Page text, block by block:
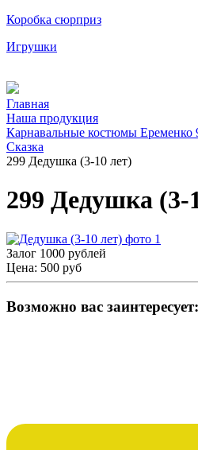
Коробка сюрприз
Игрушки
Главная
Наша продукция
Карнавальные костюмы
Сказка
299 Дедушка (3-10 лет)
299 Дедушка (3-
Залог 1000 рублей
Цена: 500 руб
Возможно вас заинтересует: